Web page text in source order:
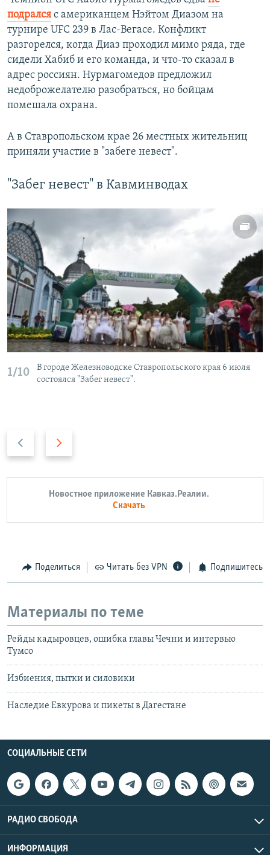
подрался с американцем Нэйтом Диазом на
турнире UFC 239 в Лас-Вегасе. Конфликт
разгорелся, когда Диаз проходил мимо ряда, где
сидели Хабиб и его команда, и что-то сказал в
адрес россиян. Нурмагомедов предложил
недоброжелателю разобраться, но бойцам
помешала охрана.
А в Ставропольском крае 26 местных жительниц
приняли участие в "забеге невест".
"Забег невест" в Кавминводах
1/10
В городе Железноводске Ставропольского края 6 июля
состоялся "Забег невест".
еНовостное приложение Кавказ.Реалии.
Скачать
Поделиться Читать без VPN Подпишитесь
Материалы по теме
Рейды кадыровцев, ошибка главы Чечни и интервью
Тумсо
Избиения, пытки и силовики
Наследие Евкурова и пикеты в Дагестане
СОЦИАЛЬНЫЕ СЕТИ
РАДИО СВОБОДА
ИНФОРМАЦИЯ